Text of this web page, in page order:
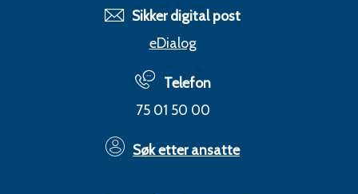
Sikker digital post
eDialog
Telefon
75 01 50 00
Søk etter ansatte